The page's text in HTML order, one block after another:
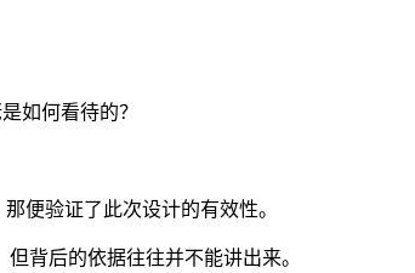
如何看待的？
便验证了此次设计的有效性。
背后的依据往往并不能讲出来。